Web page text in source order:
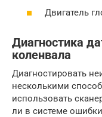
Двигатель
Диагностика
коленвала
Диагностировать
несколькими
использовать
ли в системе